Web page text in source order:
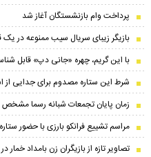
پرداخت وام بازنشستگان آغاز شد
بازیگر زیبای سریال سیب ممنوعه در یک
با این گریم، چهره «جانی دپ» قابل
شرط این ستاره مصدوم برای جدایی
زمان پایان تجمعات شبانه رسما
مراسم تشییع فرانکو بارزی با حضور
تصاویر تازه از بازیگران زن بامداد